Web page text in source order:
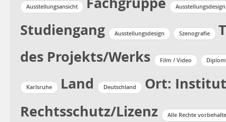
Ausstellungsansicht
Studiengang Ausstellungsdesign Szenografie
des Projekts/Werks
Film / Video
Karlsruhe Land Deutschland
Ort:
Rechtsschutz/Lizenz
Alle Rechte